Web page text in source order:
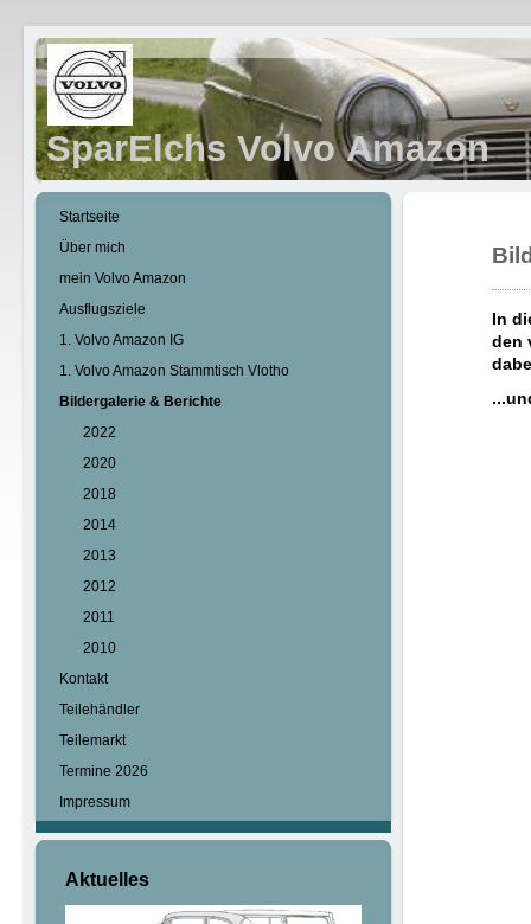
SparElchs Volvo Amazon
Startseite
Über mich
mein Volvo Amazon
Ausflugsziele
1. Volvo Amazon IG
1. Volvo Amazon Stammtisch Vlotho
Bildergalerie & Berichte
2022
2020
2018
2014
2013
2012
2011
2010
Kontakt
Teilehändler
Teilemarkt
Termine 2026
Impressum
Aktuelles
In
den